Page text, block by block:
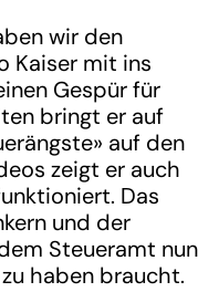
wir den
Kaiser mit ins
Gespür für
bringt er auf
auf den
zeigt er auch
Das
und der
Steueramt nun
haben braucht.